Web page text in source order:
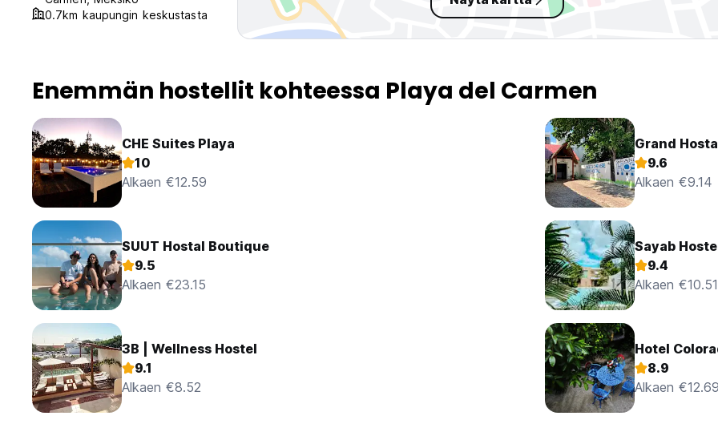
0.7km kaupungin keskustasta
Enemmän hostellit kohteessa Playa del Carmen
CHE Suites Playa
10
Alkaen €12.59
Grand
9.6
Alkaen €9.14
SUUT Hostal Boutique
9.5
Alkaen €23.15
Sayab
9.4
Alkaen €10.51
3B | Wellness Hostel
9.1
Alkaen €8.52
Hotel
8.9
Alkaen